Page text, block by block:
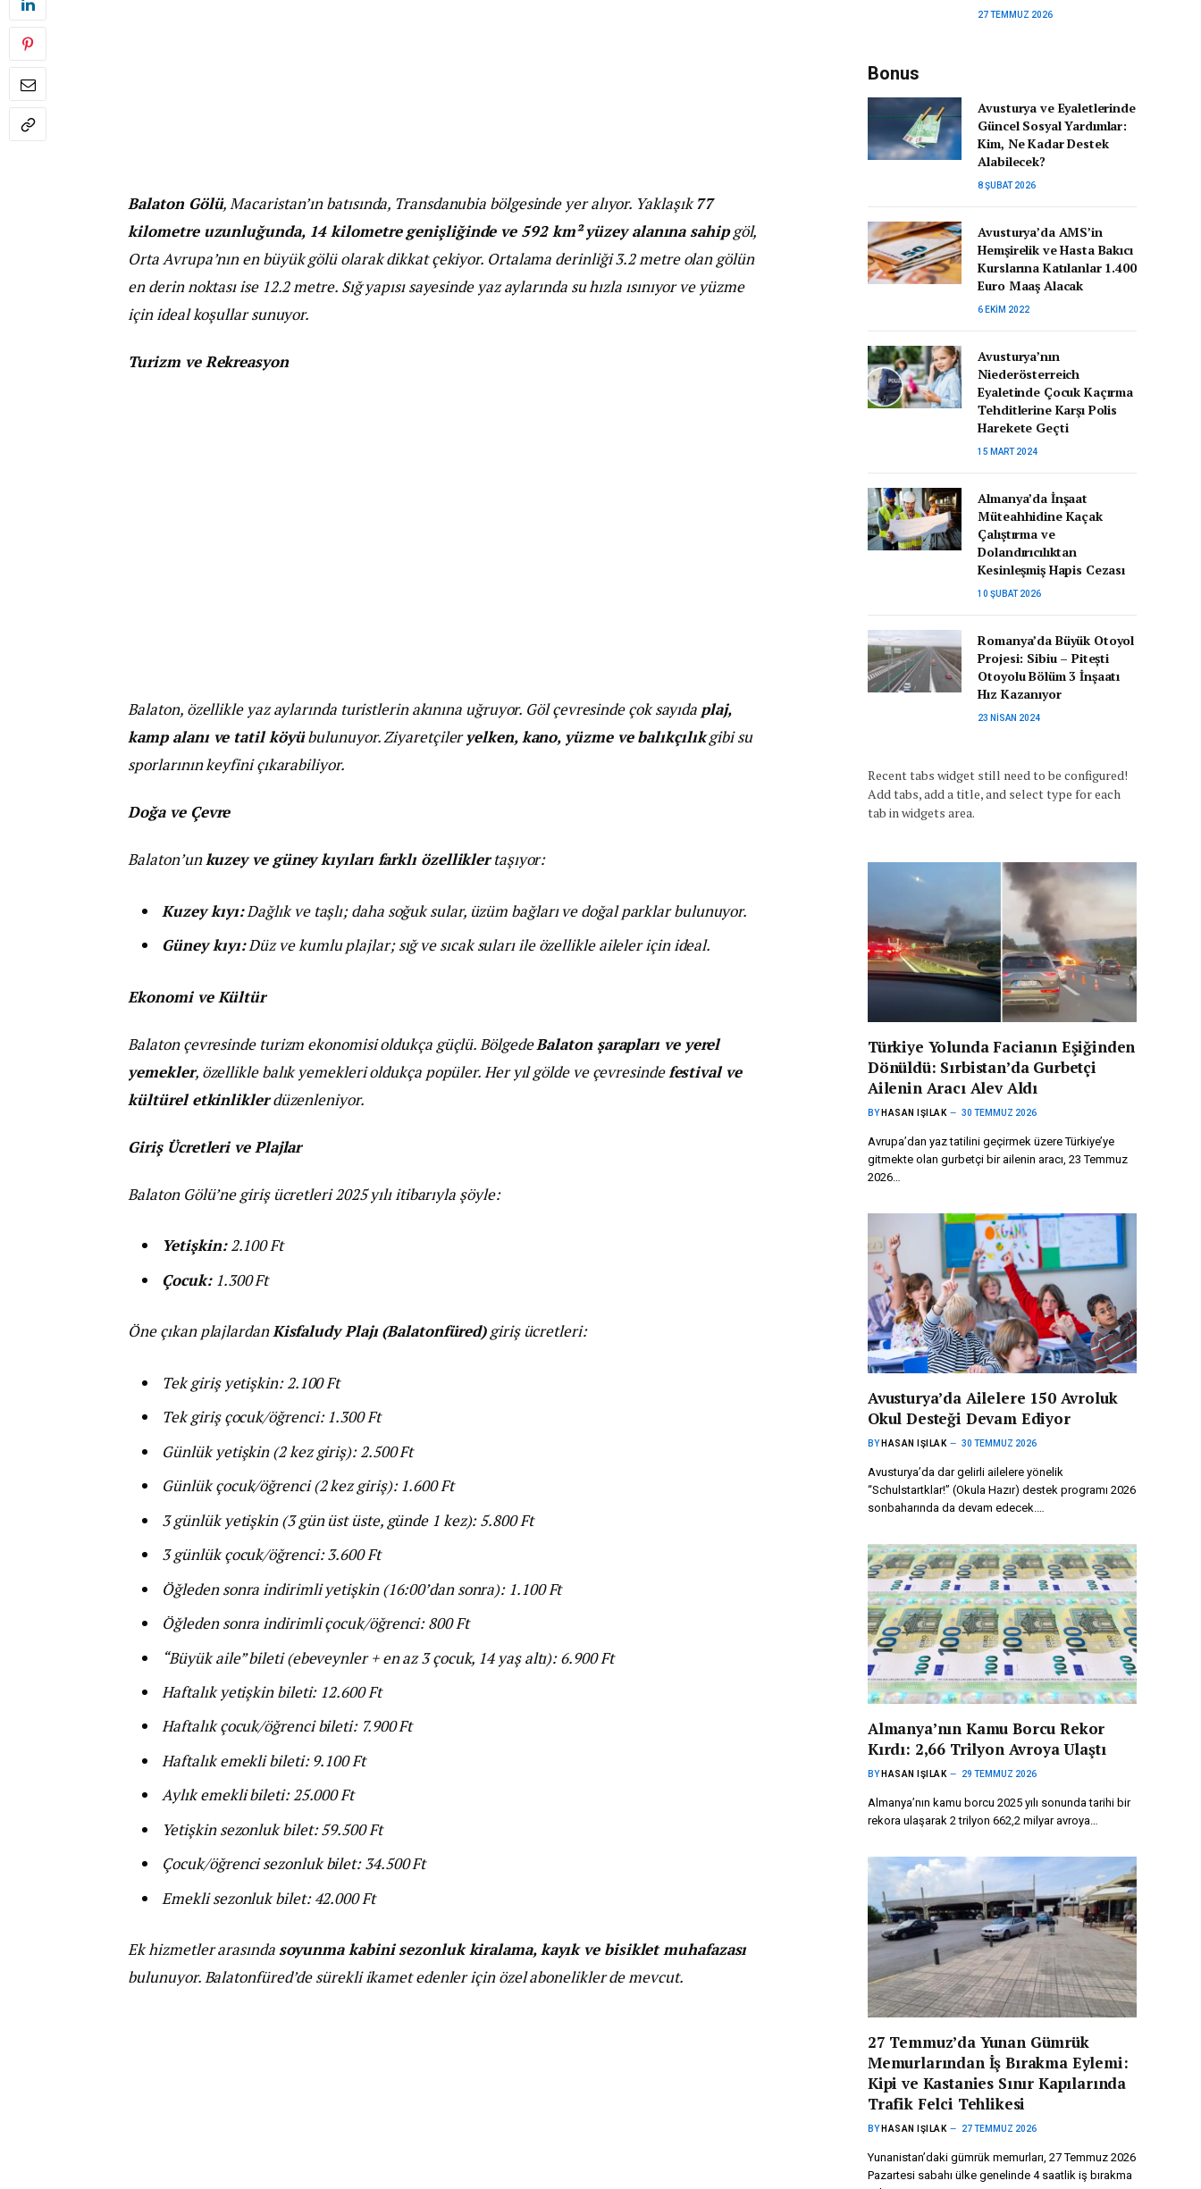
Balaton Gölü, Macaristan’ın batısında, Transdanubia bölgesinde yer alıyor. Yaklaşık77
kilometre uzunluğunda, 14 kilometre genişliğinde ve 592 km² yüzey alanına sahipgöl,
Orta Avrupa’nın en büyük gölü olarak dikkat çekiyor. Ortalama derinliği 3.2 metre olan gölün
en derin noktası ise 12.2 metre. Sığ yapısı sayesinde yaz aylarında su hızla ısınıyor ve yüzme
için ideal koşullar sunuyor.
Turizm ve Rekreasyon
Balaton, özellikle yaz aylarında turistlerin akınına uğruyor. Göl çevresinde çok sayıda plaj,
kamp alanı ve tatil köyübulunuyor. Ziyaretçileryelken, kano, yüzme ve balıkçılıkgibi su
sporlarının keyfini çıkarabiliyor.
Doğa ve Çevre
Balaton’unkuzey ve güney kıyıları farklı özelliklertaşıyor:
Kuzey kıyı:Dağlık ve taşlı; daha soğuk sular, üzüm bağları ve doğal parklar bulunuyor.
Güney kıyı:Düz ve kumlu plajlar; sığ ve sıcak suları ile özellikle aileler için ideal.
Ekonomi ve Kültür
Balaton çevresinde turizm ekonomisi oldukça güçlü. BölgedeBalaton şarapları ve yerel
yemekler, özellikle balık yemekleri oldukça popüler. Her yıl gölde ve çevresinde festival ve
kültürel etkinliklerdüzenleniyor.
Giriş Ücretleri ve Plajlar
Balaton Gölü’ne giriş ücretleri 2025 yılı itibarıyla şöyle:
Yetişkin:2.100 Ft
Çocuk:1.300 Ft
Öne çıkan plajlardanKisfaludy Plajı (Balatonfüred)giriş ücretleri:
Tek giriş yetişkin: 2.100 Ft
Tek giriş çocuk/öğrenci: 1.300 Ft
Günlük yetişkin (2 kez giriş): 2.500 Ft
Günlük çocuk/öğrenci (2 kez giriş): 1.600 Ft
3 günlük yetişkin (3 gün üst üste, günde 1 kez): 5.800 Ft
3 günlük çocuk/öğrenci: 3.600 Ft
Öğleden sonra indirimli yetişkin (16:00’dan sonra): 1.100 Ft
Öğleden sonra indirimli çocuk/öğrenci: 800 Ft
“Büyük aile” bileti (ebeveynler + en az 3 çocuk, 14 yaş altı): 6.900 Ft
Haftalık yetişkin bileti: 12.600 Ft
Haftalık çocuk/öğrenci bileti: 7.900 Ft
Haftalık emekli bileti: 9.100 Ft
Aylık emekli bileti: 25.000 Ft
Yetişkin sezonluk bilet: 59.500 Ft
Çocuk/öğrenci sezonluk bilet: 34.500 Ft
Emekli sezonluk bilet: 42.000 Ft
Ek hizmetler arasındasoyunma kabini sezonluk kiralama, kayık ve bisiklet muhafazası
bulunuyor. Balatonfüred’de sürekli ikamet edenler için özel abonelikler de mevcut.
27 TEMMUZ 2026
Bonus
Avusturya ve Eyaletlerinde
Güncel Sosyal Yardımlar:
Kim, Ne Kadar Destek
Alabilecek?
8 ŞUBAT 2026
Avusturya’da AMS’in
Hemşirelik ve Hasta Bakıcı
Kurslarına Katılanlar 1.400
Euro Maaş Alacak
6 EKIM 2022
Avusturya’nın
Niederösterreich
Eyaletinde Çocuk Kaçırma
Tehditlerine Karşı Polis
Harekete Geçti
15 MART 2024
Almanya’da İnşaat
Müteahhidine Kaçak
Çalıştırma ve
Dolandırıcılıktan
Kesinleşmiş Hapis Cezası
10 ŞUBAT 2026
Romanya’da Büyük Otoyol
Projesi: Sibiu – Pitești
Otoyolu Bölüm 3 İnşaatı
Hız Kazanıyor
23 NISAN 2024
Recent tabs widget still need to be configured!
Add tabs, add a title, and select type for each
tab in widgets area.
Türkiye Yolunda Facianın Eşiğinden
Dönüldü: Sırbistan’da Gurbetçi
Ailenin Aracı Alev Aldı
BY HASAN IŞILAK 30 TEMMUZ 2026
Avrupa’dan yaz tatilini geçirmek üzere Türkiye’ye
gitmekte olan gurbetçi bir ailenin aracı, 23 Temmuz
2026…
Avusturya’da Ailelere 150 Avroluk
Okul Desteği Devam Ediyor
BY HASAN IŞILAK 30 TEMMUZ 2026
Avusturya’da dar gelirli ailelere yönelik
“Schulstartklar!” (Okula Hazır) destek programı 2026
sonbaharında da devam edecek.…
Almanya’nın Kamu Borcu Rekor
Kırdı: 2,66 Trilyon Avroya Ulaştı
BY HASAN IŞILAK 29 TEMMUZ 2026
Almanya’nın kamu borcu 2025 yılı sonunda tarihi bir
rekora ulaşarak 2 trilyon 662,2 milyar avroya…
27 Temmuz’da Yunan Gümrük
Memurlarından İş Bırakma Eylemi:
Kipi ve Kastanies Sınır Kapılarında
Trafik Felci Tehlikesi
BY HASAN IŞILAK 27 TEMMUZ 2026
Yunanistan’daki gümrük memurları, 27 Temmuz 2026
Pazartesi sabahı ülke genelinde 4 saatlik iş bırakma